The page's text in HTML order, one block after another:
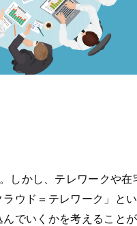
しかし、テレワークや在
ウド＝テレワーク」と
でいくかを考えることが